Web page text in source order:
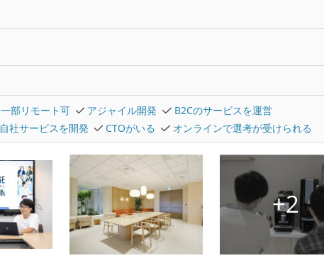
一部リモート可 アジャイル開発
B2Cのサービスを運営
自社サービスを開発 CTOがいる オンラインで選考が受けられる